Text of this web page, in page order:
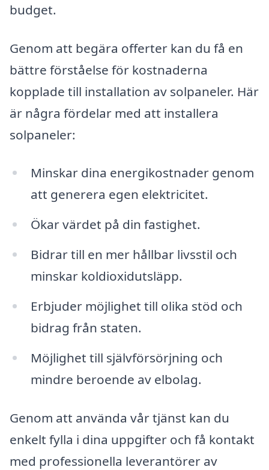
budget.
Genom att begära offerter kan du få en
bättre förståelse för kostnaderna
kopplade till installation av solpaneler. Här
är några fördelar med att installera
solpaneler:
Minskar dina energikostnader genom
att generera egen elektricitet.
Ökar värdet på din fastighet.
Bidrar till en mer hållbar livsstil och
minskar koldioxidutsläpp.
Erbjuder möjlighet till olika stöd och
bidrag från staten.
Möjlighet till självförsörjning och
mindre beroende av elbolag.
Genom att använda vår tjänst kan du
enkelt fylla i dina uppgifter och få kontakt
med professionella leverantörer av